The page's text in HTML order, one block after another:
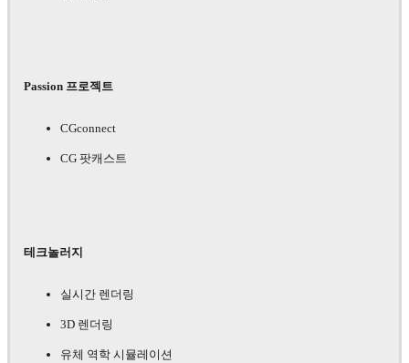
Passion 프로젝트
CGconnect
CG 팟캐스트
테크놀러지
실시간 렌더링
3D 렌더링
유체 역학 시뮬레이션